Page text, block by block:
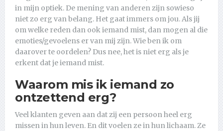
in mijn optiek. De mening van anderen zijn sowieso
niet zo erg van belang. Het gaat immers om jou. Als jij
om welke reden dan ook iemand mist, dan mogen al die
emoties/gevoelens er van mij zijn. Wie ben ik om
daarover te oordelen? Dus nee, het is niet erg als je
erkent dat je iemand mist.
Waarom mis ik iemand zo
ontzettend erg?
Veel klanten geven aan dat zij een persoon heel erg
missen in hun leven. En dit voelen ze in hun lichaam. Ze